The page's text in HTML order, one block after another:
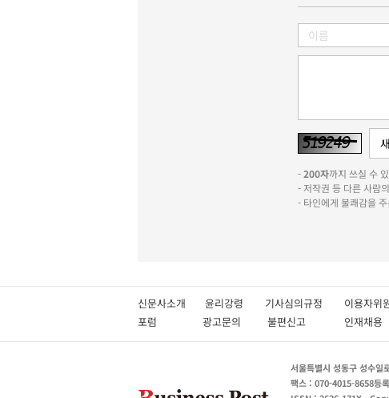
-200자까지 쓰실 수
- 저작권 등 다른 사람
- 타인에게 불쾌감을
신문사소개 윤리강령 기사심의규정 이용자
포럼
광고문의 불편신고 인재채
서울특별시 성동구 성수
팩스 : 070-4015-8658등